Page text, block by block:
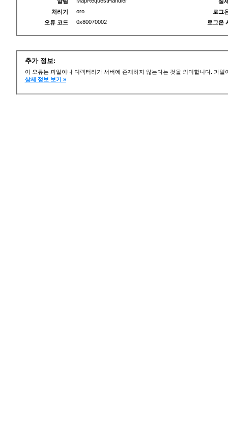
처리기
oro
오류 코드
0x80070002
로그
로그온
추가 정보:
이 오류는 파일이나 디렉터리가 서버에 존재하지 않는다는 것을 의미합니다. 파
상세 정보 보기 »